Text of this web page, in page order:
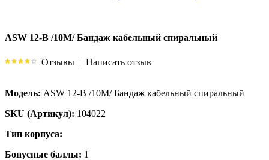
ASW 12-B /10M/ Бандаж кабельный спиральный
Отзывы | Написать отзыв
Модель: ASW 12-B /10M/ Бандаж кабельный спиральный
SKU (Артикул): 104022
Тип корпуса:
Бонусные баллы: 1